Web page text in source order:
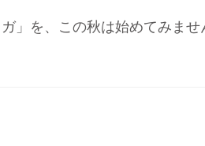
」を、この秋は始めてみませ